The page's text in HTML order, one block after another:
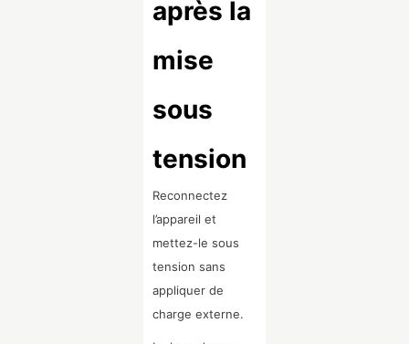
après la
mise
sous
tension
Reconnectez
l’appareil et
mettez-le sous
tension sans
appliquer de
charge externe.